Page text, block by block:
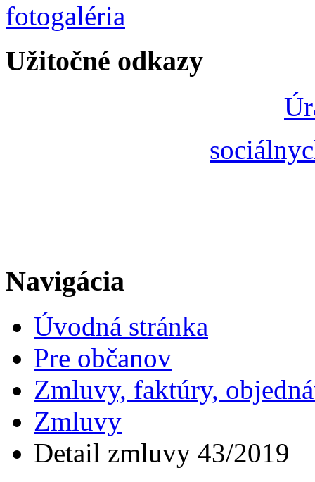
Užitočné odkazy
Navigácia
Úvodná stránka
Pre občanov
Zmluvy, faktúry,
Zmluvy
Detail zmluvy 43/2019